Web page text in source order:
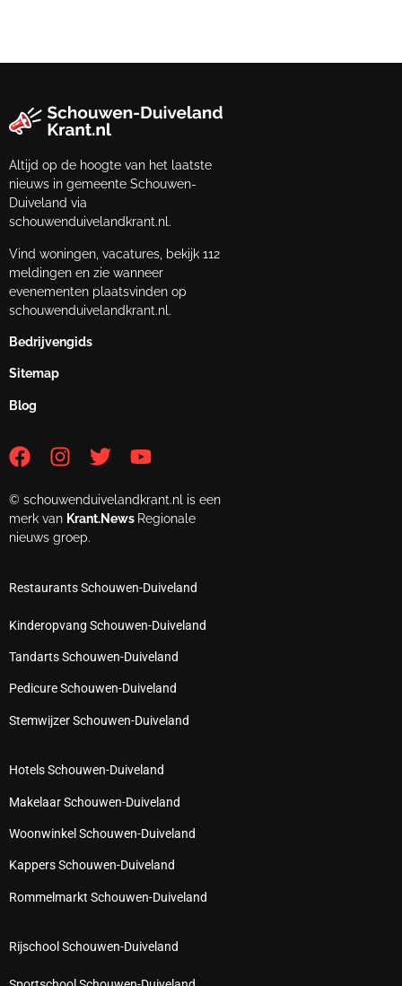
Altijd op de hoogte van het laatste
nieuws in gemeente Schouwen-
Duiveland via
schouwenduivelandkrant.nl.
Vind woningen, vacatures, bekijk 112
meldingen en zie wanneer
evenementen plaatsvinden op
schouwenduivelandkrant.nl.
Bedrijvengids
Sitemap
Blog
© schouwenduivelandkrant.nl is een
merk van Krant.News Regionale
nieuws groep.
Restaurants Schouwen-Duiveland
Kinderopvang Schouwen-Duiveland
Tandarts Schouwen-Duiveland
Pedicure Schouwen-Duiveland
Stemwijzer Schouwen-Duiveland
Hotels Schouwen-Duiveland
Makelaar Schouwen-Duiveland
Woonwinkel Schouwen-Duiveland
Kappers Schouwen-Duiveland
Rommelmarkt Schouwen-Duiveland
Rijschool Schouwen-Duiveland